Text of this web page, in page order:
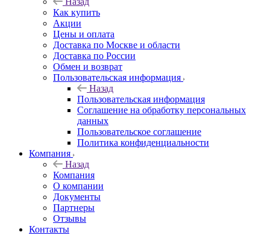
Как купить
Акции
Цены и оплата
Доставка по Москве и области
Доставка по России
Обмен и возврат
Пользовательская информация
Назад
Пользовательская информация
Соглашение на обработку персональных
данных
Пользовательское соглашение
Политика конфиденциальности
Компания
Назад
Компания
О компании
Документы
Партнеры
Отзывы
Контакты